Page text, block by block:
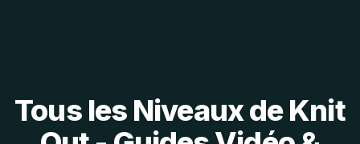
Tous les Niveaux de Knit